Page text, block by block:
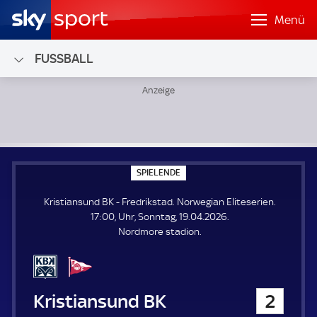
Menü
FUSSBALL
SPIELENDE
P
E
L
E
N
Kristiansund BK - Fredrikstad. Norwegian Eliteserien.
17:00, Uhr, Sonntag, 19.04.2026.
Nordmore stadion.
Kristiansund BK
2